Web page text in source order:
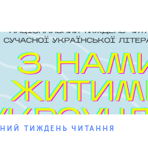
ТИЖДЕНЬ ЧИТАННЯ